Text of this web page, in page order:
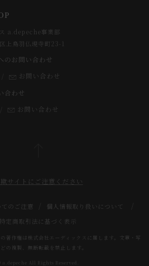
a.depeche事業部
上鳥羽仏現寺町23-1
のお問い合わせ
お問い合わせ
合わせ
お問い合わせ
サイトにご注意ください
のご注意
個人情報取り扱いについて
特定商取引法に基づく表示
著作権は株式会社エーディックスに属します。文章・写
の複製、無断転載を禁止します。
a.depeche All Rights Reserved.